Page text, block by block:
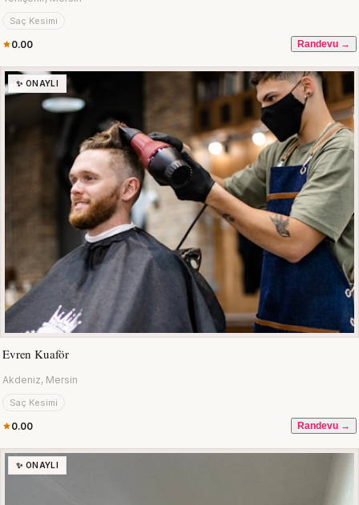
Saç Kesimi
0.00 Randevu →
✨ ONAYLI
Evren Kuaför
Akdeniz, Mersin
Saç Kesimi
0.00 Randevu →
✨ ONAYLI